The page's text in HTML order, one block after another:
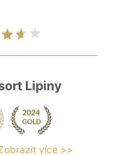
Lipiny
více >>